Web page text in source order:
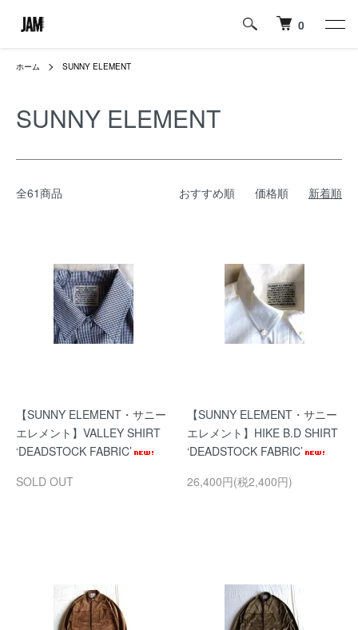
0
ホーム SUNNY ELEMENT
SUNNY ELEMENT
全61商品 おすすめ順 価格順 新着順
【SUNNY ELEMENT・サニー
エレメント】VALLEY SHIRT
‘DEADSTOCK FABRIC’
SOLD OUT
【SUNNY ELEMENT・サニー
エレメント】HIKE B.D SHIRT
‘DEADSTOCK FABRIC’
26,400円(税2,400円)